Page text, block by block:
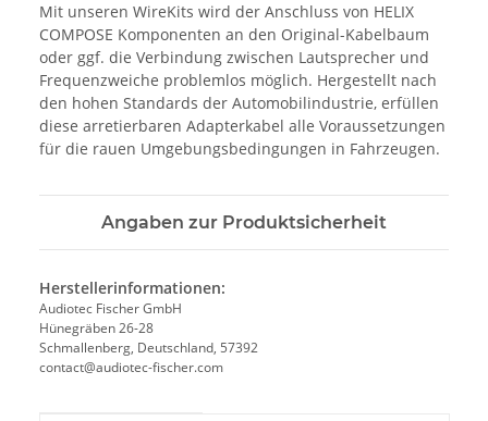
Mit unseren WireKits wird der Anschluss von HELIX
COMPOSE Komponenten an den Original-Kabelbaum
oder ggf. die Verbindung zwischen Lautsprecher und
Frequenzweiche problemlos möglich. Hergestellt nach
den hohen Standards der Automobilindustrie, erfüllen
diese arretierbaren Adapterkabel alle Voraussetzungen
für die rauen Umgebungsbedingungen in Fahrzeugen.
Angaben zur Produktsicherheit
Herstellerinformationen:
Audiotec Fischer GmbH
Hünegräben 26-28
Schmallenberg, Deutschland, 57392
contact@audiotec-fischer.com